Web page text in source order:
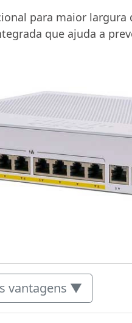
para maior
que ajuda a
vantagens ▼